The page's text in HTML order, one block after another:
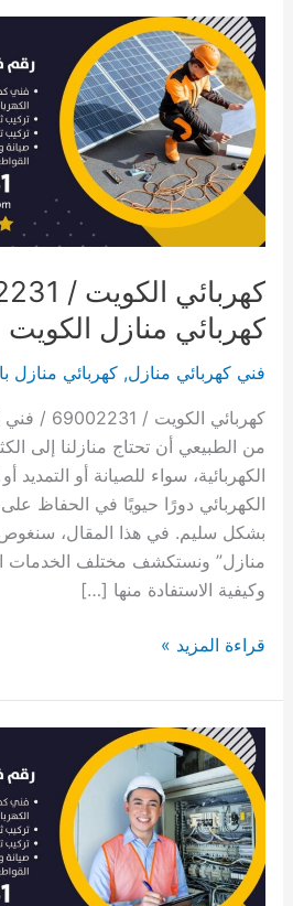
كهربائي منازل الكويت
فني كهربائي منازل, كهربائي منازل
كهربائي
من الطبيعي أن تحتاج منازلنا إلى
الكهربائية، سواء للصيانة أو التمديد
الكهربائي دورًا حيويًا في الحفاظ
بشكل سليم. في هذا المقال،
منازل” ونستكشف مختلف الخدمات
وكيفية الاستفادة منها […]
كهربائي
/
69002231
فني
كهربائي
منازل
الكويت
قراءة المزيد »